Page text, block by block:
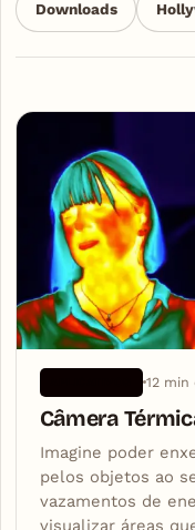
Downloads
Articles
12 min
Câmera
Imagine poder
pelos objetos ao
vazamentos de